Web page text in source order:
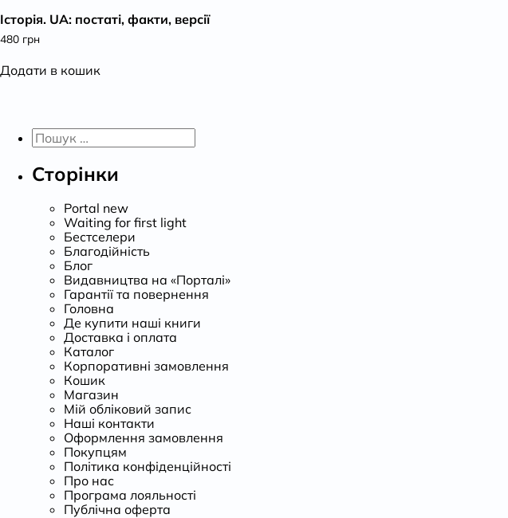
Історія. UA: постаті, факти, версії
480 грн
Додати в кошик
Пошук:
Сторінки
Portal new
Waiting for first light
Бестселери
Благодійність
Блог
Видавництва на «Порталі»
Гарантії та повернення
Головна
Де купити наші книги
Доставка і оплата
Каталог
Корпоративні замовлення
Кошик
Магазин
Мій обліковий запис
Наші контакти
Оформлення замовлення
Покупцям
Політика конфіденційності
Про нас
Програма лояльності
Публічна оферта